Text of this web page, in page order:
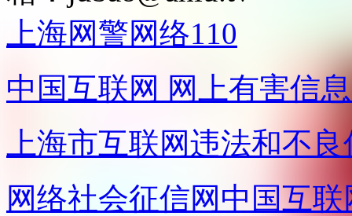
上海网警网络110
中国互联网 网上有害信
上海市互联网违法和不
网络社会征信网 中国互